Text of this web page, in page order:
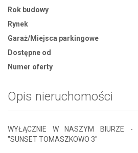
Rok budowy
Rynek
Garaż/Miejsca parkingowe
Dostępne od
Numer oferty
Opis nieruchomości
WYŁĄCZNIE W NASZYM BIURZE -
"SUNSET TOMASZKOWO 3"